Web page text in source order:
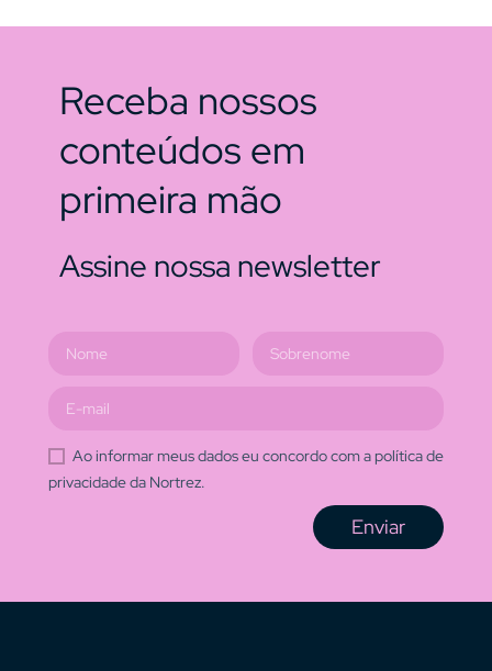
Receba nossos
conteúdos em
primeira mão
Assine nossa newsletter
Ao informar meus dados eu concordo com a política de
privacidade da Nortrez.
Enviar